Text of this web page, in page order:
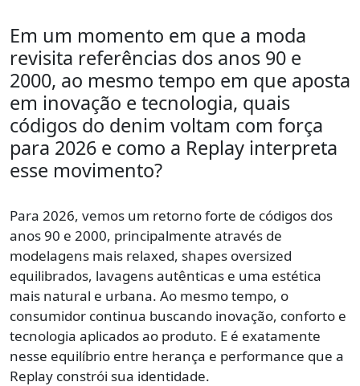
Em um momento em que a moda
revisita referências dos anos 90 e
2000, ao mesmo tempo em que aposta
em inovação e tecnologia, quais
códigos do denim voltam com força
para 2026 e como a Replay interpreta
esse movimento?
Para 2026, vemos um retorno forte de códigos dos
anos 90 e 2000, principalmente através de
modelagens mais relaxed, shapes oversized
equilibrados, lavagens autênticas e uma estética
mais natural e urbana. Ao mesmo tempo, o
consumidor continua buscando inovação, conforto e
tecnologia aplicados ao produto. E é exatamente
nesse equilíbrio entre herança e performance que a
Replay constrói sua identidade.